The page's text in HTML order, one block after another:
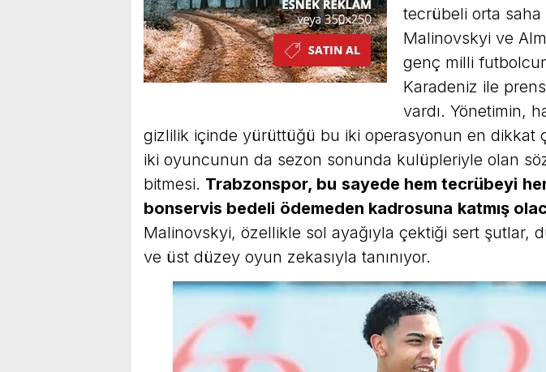
tecrübeli orta saha
Malinovskyi ve
genç milli
Karadeniz ile
vardı. Yönetimin,
gizlilik içinde yürüttüğü bu iki operasyonun en dikkat
iki oyuncunun da sezon sonunda kulüpleriyle olan
bitmesi. Trabzonspor, bu sayede hem tecrübeyi
bonservis bedeli ödemeden kadrosuna katmış
Malinovskyi, özellikle sol ayağıyla çektiği sert şutlar,
ve üst düzey oyun zekasıyla tanınıyor.